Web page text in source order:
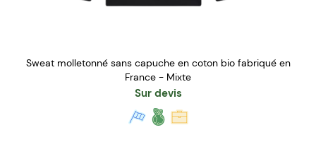
Sweat molletonné sans capuche en coton bio fabriqué en
France - Mixte
Sur devis